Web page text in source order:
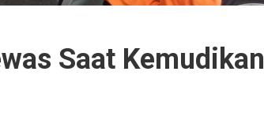
Saat Kemudikan